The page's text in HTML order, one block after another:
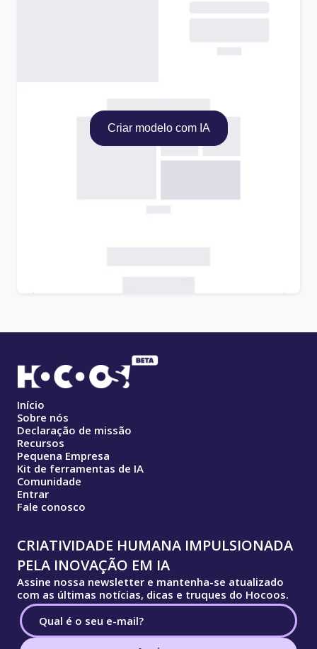
Criar modelo com IA
Início
Sobre nós
Declaração de missão
Recursos
Pequena Empresa
Kit de ferramentas de IA
Comunidade
Entrar
Fale conosco
CRIATIVIDADE HUMANA IMPULSIONADA
PELA INOVAÇÃO EM IA
Assine nossa newsletter e mantenha-se atualizado
com as últimas notícias, dicas e truques do Hocoos.